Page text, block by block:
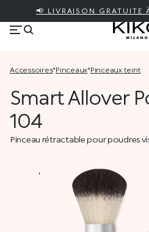
📢 LIVRAISON GRATUITE
accessoires* pinceaux* pinceaux teint
Smart Allover
104
Pinceau rétractable pour poudres